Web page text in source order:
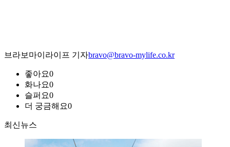
브라보마이라이프 기자bravo@bravo-mylife.co.kr
좋아요0
화나요0
슬퍼요0
더 궁금해요0
최신뉴스